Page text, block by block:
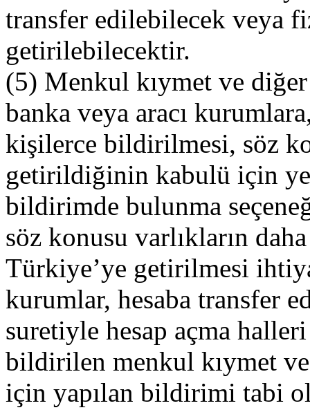
transfer edilebilecek veya
getirilebilecektir.
(5) Menkul kıymet ve diğer
banka veya aracı
kişilerce bildirilmesi, söz
getirildiğinin kabulü için
bildirimde bulunma
söz konusu varlıkların
Türkiye’ye getirilmesi
kurumlar, hesaba transfer
suretiyle hesap açma
bildirilen menkul kıymet ve
için yapılan bildirimi tabi